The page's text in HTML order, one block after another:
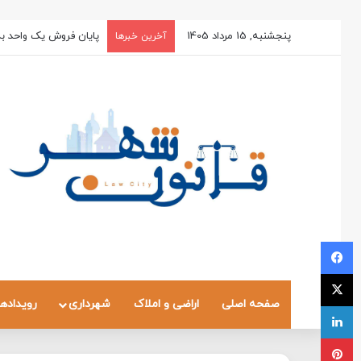
پنجشنبه, 15 مرداد 1405 آخرین خبرها پایان فروش یک واحد
صفحه اصلی اراضی و املاک شهرداری
فیسبوک
X
لینکداین
پینتریست